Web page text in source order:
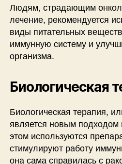
Людям, страдающим
лечение, рекомендуется
виды питательных
иммунную систему и
организма.
Биологическая
Биологическая терапия,
является новым подходом
этом используются
стимулируют работу
она сама справилась с